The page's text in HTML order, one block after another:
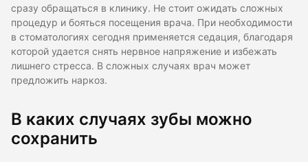
сразу обращаться в клинику. Не стоит ожидать сложных
процедур и бояться посещения врача. При необходимости
в стоматологиях сегодня применяется седация, благодаря
которой удается снять нервное напряжение и избежать
лишнего стресса. В сложных случаях врач может
предложить наркоз.
В каких случаях зубы можно
сохранить